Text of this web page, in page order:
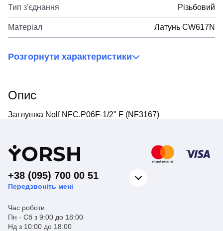
Тип з'єднання Різьбовий
Матеріал Латунь CW617N
Розгорнути характеристики
Опис
Заглушка Nolf NFC.P06F-1/2" F (NF3167)
YORSH
+38 (095) 700 00 51
Передзвоніть мені
Час роботи
Пн - Сб з 9:00 до 18:00
Нд з 10:00 до 18:00